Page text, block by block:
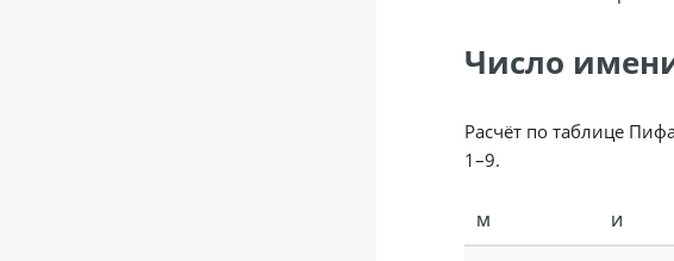
Число
Расчёт по таблице
1–9.
М И